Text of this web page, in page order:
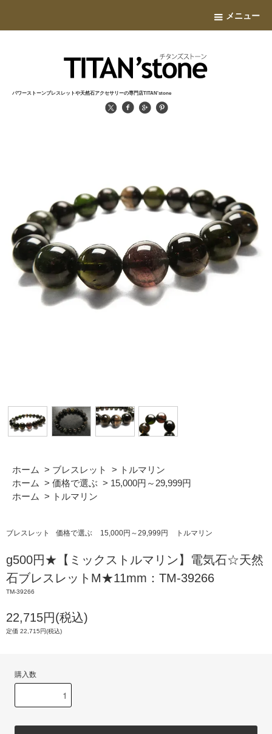
メニュー
パワーストーンブレスレットや天然石アクセサリーの専門店TITAN'stone
ホーム > ブレスレット > トルマリン
ホーム > 価格で選ぶ > 15,000円～29,999円
ホーム > トルマリン
ブレスレット 価格で選ぶ 15,000円～29,999円 トルマリン
g500円★【ミックストルマリン】電気石☆天然
石ブレスレットM★11mm：TM-39266
TM-39266
22,715円(税込)
定価 22,715円(税込)
購入数